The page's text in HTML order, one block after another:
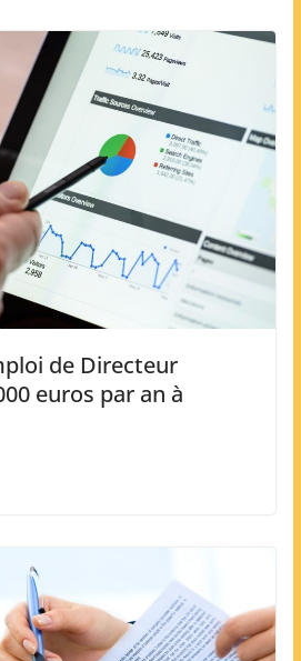
de Directeur
euros par an à